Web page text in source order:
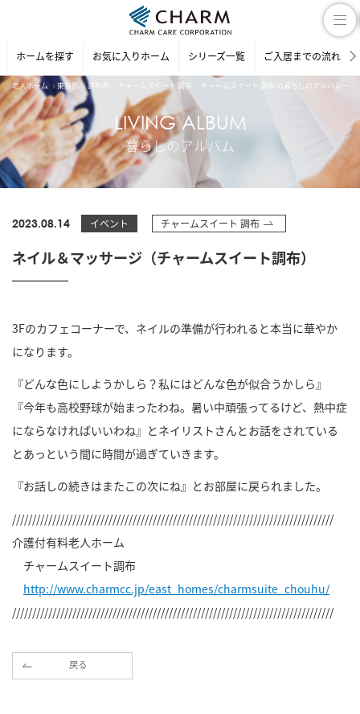
ホームを探す お気に入りホーム シリーズ一覧 ご入居までの流れ
老人ホーム 東京都 調布市 チャームスイート 調布 チャームスイート 調布 の暮らしのアルバム一覧
LIVING ALBUM
暮らしのアルバム
2023.08.14 イベント チャームスイート 調布
ネイル＆マッサージ（チャームスイート調布）
3Fのカフェコーナーで、ネイルの準備が行われると本当に華やか
になります。
『どんな色にしようかしら？私にはどんな色が似合うかしら』
『今年も高校野球が始まったわね。暑い中頑張ってるけど、熱中症
にならなければいいわね』とネイリストさんとお話をされている
とあっという間に時間が過ぎていきます。
『お話しの続きはまたこの次にね』とお部屋に戻られました。
////////////////////////////////////////////////////////////////////////////////
介護付有料老人ホーム
チャームスイート調布
http://www.charmcc.jp/east_homes/charmsuite_chouhu/
////////////////////////////////////////////////////////////////////////////////
戻る